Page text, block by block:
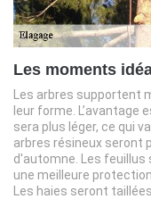
Les moments
Les arbres supportent
leur forme. L’avantage
sera plus léger, ce qui
arbres résineux seront
d'automne. Les
une meilleure
Les haies seront